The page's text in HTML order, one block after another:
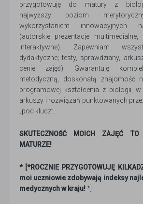
przygotowuję do matury z
najwyższy poziom
wykorzystaniem innowacyjnych
(autorskie prezentacje multimedialne,
interaktywne). Zapewniam
dydaktyczne; testy, sprawdziany,
cenie zajęć). Gwarantuję
metodyczną, doskonałą znajomość
programowej kształcenia z biologii,
arkuszy i rozwiązań punktowanych
„pod klucz”.
SKUTECZNOŚĆ MOICH ZAJĘĆ
MATURZE!
* [*ROCZNIE PRZYGOTOWUJĘ
moi uczniowie zdobywają indeksy
medycznych w kraju!*]